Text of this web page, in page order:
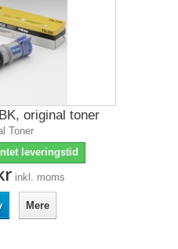
original toner
Toner
leveringstid
inkl. moms
Mere